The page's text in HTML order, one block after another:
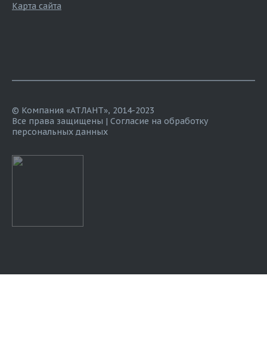
Карта сайта
© Компания «АТЛАНТ», 2014-2023
Все права защищены | Согласие на обработку
персональных данных